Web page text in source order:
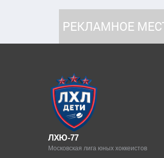
ЛХЮ-77
Московская лига юных хоккеистов